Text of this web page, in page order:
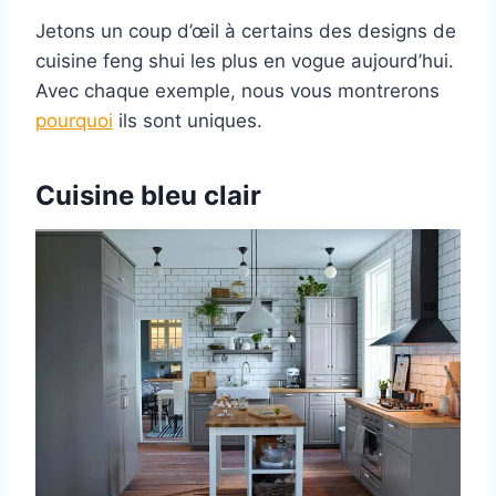
Jetons un coup d’œil à certains des designs de
cuisine feng shui les plus en vogue aujourd’hui.
Avec chaque exemple, nous vous montrerons
pourquoi ils sont uniques.
Cuisine bleu clair